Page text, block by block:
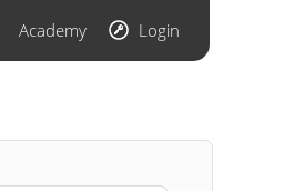
Academy Login